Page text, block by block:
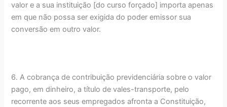
valor e a sua instituição [do curso forçado] importa apenas
em que não possa ser exigida do poder emissor sua
conversão em outro valor.
6. A cobrança de contribuição previdenciária sobre o valor
pago, em dinheiro, a título de vales-transporte, pelo
recorrente aos seus empregados afronta a Constituição,